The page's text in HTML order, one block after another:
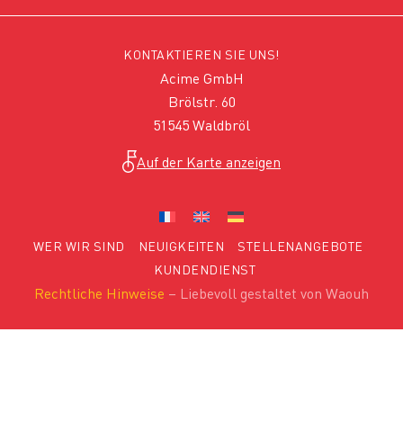
KONTAKTIEREN SIE UNS!
Acime GmbH
Brölstr. 60
51545 Waldbröl
Auf der Karte anzeigen
WER WIR SIND NEUIGKEITEN
STELLENANGEBOTE
KUNDENDIENST
Rechtliche Hinweise – Liebevoll gestaltet von Waouh